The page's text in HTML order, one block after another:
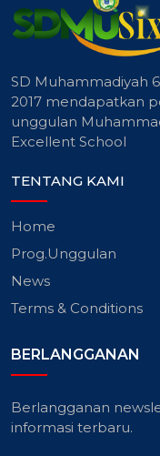
SD Muhammadiyah
2017 mendapatkan
unggulan
Excellent School
TENTANG KAMI
Home
Prog.Unggulan
News
Terms & Conditions
BERLANGGANAN
Berlangganan
informasi terbaru.